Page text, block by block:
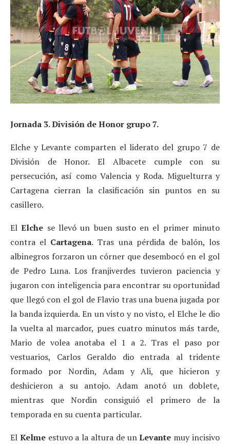
Jornada 3. División de Honor grupo 7.
Elche y Levante comparten el liderato del grupo 7 de
División de Honor. El Albacete cumple con su
persecución, así como Valencia y Roda. Miguelturra y
Cartagena cierran la clasificación sin puntos en su
casillero.
ElElche se llevó un buen susto en el primer minuto
contra el Cartagena. Tras una pérdida de balón, los
albinegros forzaron un córner que desembocó en el gol
de Pedro Luna. Los franjiverdes tuvieron paciencia y
jugaron con inteligencia para encontrar su oportunidad
que llegó con el gol de Flavio tras una buena jugada por
la banda izquierda. En un visto y no visto, el Elche le dio
la vuelta al marcador, pues cuatro minutos más tarde,
Mario de volea anotaba el 1 a 2. Tras el paso por
vestuarios, Carlos Geraldo dio entrada al tridente
formado por Nordin, Adam y Ali, que hicieron y
deshicieron a su antojo. Adam anotó un doblete,
mientras que Nordin consiguió el primero de la
temporada en su cuenta particular.
El Kelmeestuvo a la altura de unLevante muy incisivo